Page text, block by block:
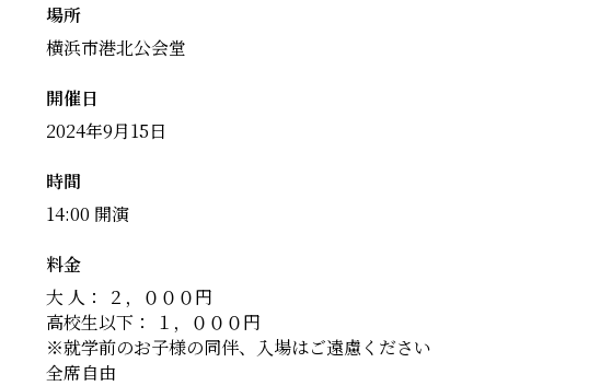
場所
横浜市港北公会堂
開催日
2024年9月15日
時間
14:00 開演
料金
大 人： ２，０００円
高校生以下： １，０００円
※就学前のお子様の同伴、入場はご遠慮ください
全席自由